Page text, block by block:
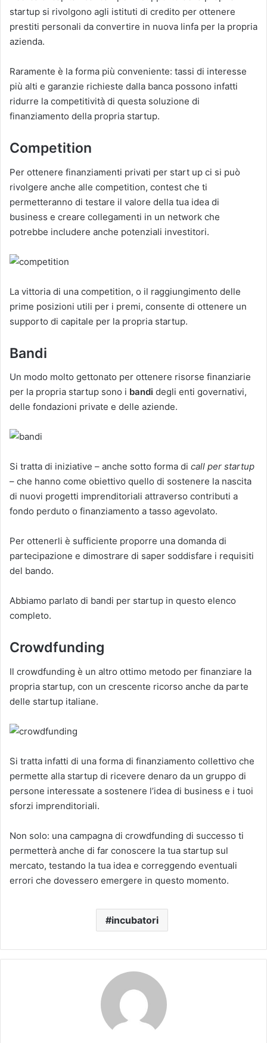
startup si rivolgono agli istituti di credito per ottenere
prestiti personali da convertire in nuova linfa per la propria
azienda.
Raramente è la forma più conveniente: tassi di interesse
più alti e garanzie richieste dalla banca possono infatti
ridurre la competitività di questa soluzione di
finanziamento della propria startup.
Competition
Per ottenere finanziamenti privati per start up ci si può
rivolgere anche alle competition, contest che ti
permetteranno di testare il valore della tua idea di
business e creare collegamenti in un network che
potrebbe includere anche potenziali investitori.
La vittoria di una competition, o il raggiungimento delle
prime posizioni utili per i premi, consente di ottenere un
supporto di capitale per la propria startup.
Bandi
Un modo molto gettonato per ottenere risorse finanziarie
per la propria startup sono i bandi degli enti governativi,
delle fondazioni private e delle aziende.
Si tratta di iniziative – anche sotto forma di call per startup
– che hanno come obiettivo quello di sostenere la nascita
di nuovi progetti imprenditoriali attraverso contributi a
fondo perduto o finanziamento a tasso agevolato.
Per ottenerli è sufficiente proporre una domanda di
partecipazione e dimostrare di saper soddisfare i requisiti
del bando.
Abbiamo parlato di bandi per startup in questo elenco
completo.
Crowdfunding
Il crowdfunding è un altro ottimo metodo per finanziare la
propria startup, con un crescente ricorso anche da parte
delle startup italiane.
Si tratta infatti di una forma di finanziamento collettivo che
permette alla startup di ricevere denaro da un gruppo di
persone interessate a sostenere l’idea di business e i tuoi
sforzi imprenditoriali.
Non solo: una campagna di crowdfunding di successo ti
permetterà anche di far conoscere la tua startup sul
mercato, testando la tua idea e correggendo eventuali
errori che dovessero emergere in questo momento.
incubatori